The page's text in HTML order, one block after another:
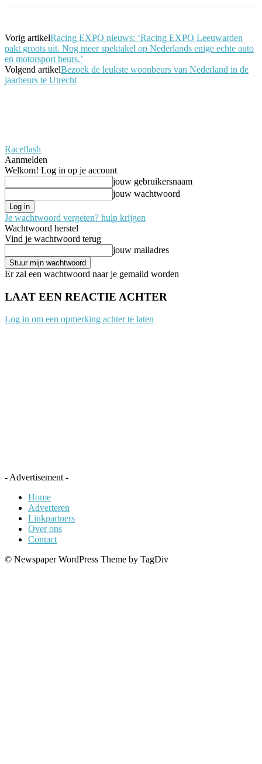
Vorig artikelRacing EXPO nieuws: ‘Racing EXPO Leeuwarden
pakt groots uit. Nog meer spektakel op Nederlands enige echte auto
en motorsport beurs.’
Volgend artikelBezoek de leukste woonbeurs van Nederland in de
jaarbeurs te Utrecht
Raceflash
Aanmelden
Welkom! Log in op je account
jouw gebruikersnaam
jouw wachtwoord
Je wachtwoord vergeten? hulp krijgen
Wachtwoord herstel
Vind je wachtwoord terug
jouw mailadres
Er zal een wachtwoord naar je gemaild worden
LAAT EEN REACTIE ACHTER
Log in om een opmerking achter te laten
- Advertisement -
Home
Adverteren
Linkpartners
Over ons
Contact
© Newspaper WordPress Theme by TagDiv